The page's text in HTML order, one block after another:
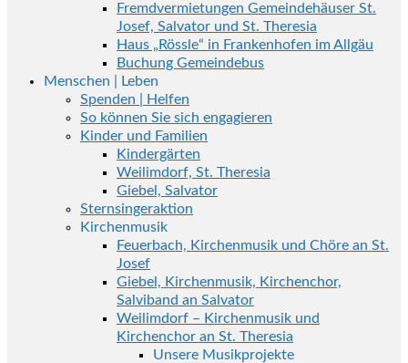
Fremdvermietungen Gemeindehäuser St.
Josef, Salvator und St. Theresia
Haus „Rössle“ in Frankenhofen im Allgäu
Buchung Gemeindebus
Menschen | Leben
Spenden | Helfen
So können Sie sich engagieren
Kinder und Familien
Kindergärten
Weilimdorf, St. Theresia
Giebel, Salvator
Sternsingeraktion
Kirchenmusik
Feuerbach, Kirchenmusik und Chöre an St.
Josef
Giebel, Kirchenmusik, Kirchenchor,
Salviband an Salvator
Weilimdorf – Kirchenmusik und
Kirchenchor an St. Theresia
Unsere Musikprojekte